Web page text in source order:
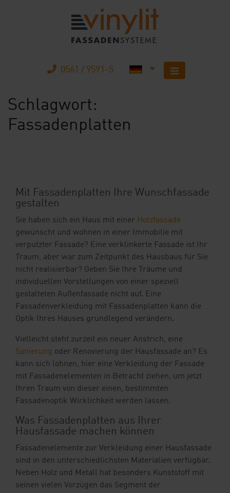
0561 / 9591-5
Startseite
Karriere
Mobilheimbau
Ihre Vorteile
Downloads
Blog
Shop
Kontakt Musterbestellung
Schlagwort:
Fassadenplatten
Mit Fassadenplatten Ihre Wunschfassade
gestalten
Sie haben sich ein Haus mit einer Holzfassade
gewünscht und wohnen in einer Immobilie mit
verputzter Fassade? Eine verklinkerte Fassade ist Ihr
Traum, aber war zum Zeitpunkt des Hausbaus für Sie
nicht realisierbar? Geben Sie Ihre Träume und
individuellen Vorstellungen von einer speziell
gestalteten Außenfassade nicht auf. Eine
Fassadenverkleidung mit Fassadenplatten kann die
Optik Ihres Hauses grundlegend verändern.
Vielleicht steht zurzeit ein neuer Anstrich, eine
Sanierung oder Renovierung der Hausfassade an? Es
kann sich lohnen, hier eine Verkleidung der Fassade
mit Fassadenelementen in Betracht ziehen, um jetzt
Ihren Traum von dieser einen, bestimmten
Fassadenoptik Wirklichkeit werden lassen.
Was Fassadenplatten aus Ihrer
Hausfassade machen können
Fassadenelemente zur Verkleidung einer Hausfassade
sind in den unterschiedlichsten Materialien verfügbar.
Neben Holz und Metall hat besonders Kunststoff mit
seinen vielen Vorzügen das Segment der